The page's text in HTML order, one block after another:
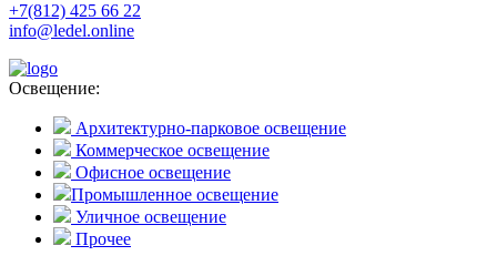
+7(812) 425 66 22
info@ledel.online
Освещение:
Архитектурно-парковое освещение
Коммерческое освещение
Офисное освещение
Промышленное освещение
Уличное освещение
Прочее